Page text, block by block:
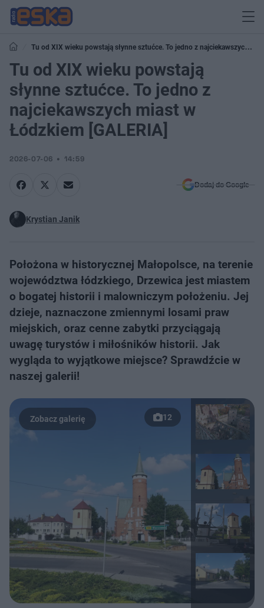
Tu od XIX wieku powstają słynne sztućce. To jedno z najciekawszych
miast w Łódzkiem [GALERIA]
Tu od XIX wieku powstają
słynne sztućce. To jedno z
najciekawszych miast w
Łódzkiem [GALERIA]
2026-07-06 14:59
Dodaj do Google
Krystian Janik
Położona w historycznej Małopolsce, na terenie
województwa łódzkiego, Drzewica jest miastem
o bogatej historii i malowniczym położeniu. Jej
dzieje, naznaczone zmiennymi losami praw
miejskich, oraz cenne zabytki przyciągają
uwagę turystów i miłośników historii. Jak
wygląda to wyjątkowe miejsce? Sprawdźcie w
naszej galerii!
12